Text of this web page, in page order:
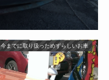
今までに取り扱っためずらしいお車